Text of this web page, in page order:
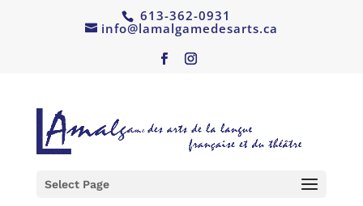
613-362-0931
info@lamalgamedesarts.ca
Select Page